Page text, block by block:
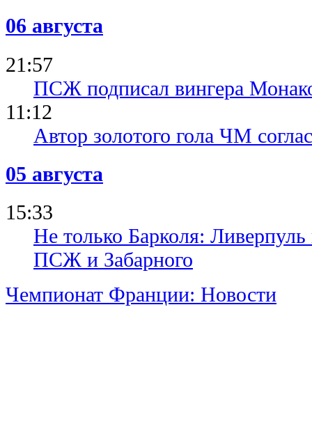
06 августа
21:57
ПСЖ подписал вингера
11:12
Автор золотого гола ЧМ
05 августа
15:33
Не только Барколя:
ПСЖ и Забарного
Чемпионат Франции: Новости